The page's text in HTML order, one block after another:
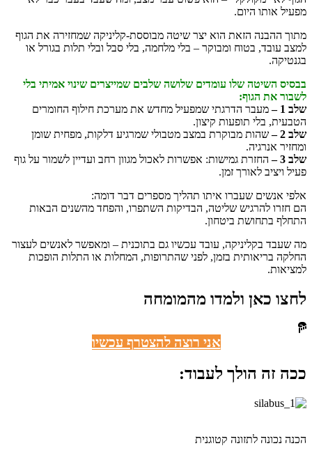
מפעיל אותו היום.
מתוך ההבנה הזאת הוא יצר שיטה מבוססת-קליניקה שמחזירה את הגוף
למצב עובד, בטוח ומבוקר – בלי מלחמה, בלי סבל ובלי תלות בגורל או
בגנטיקה.
בבסיס השיטה שלו עומדים שלושה שלבים שמייצרים שינוי אמיתי בלי
לשבור את הגוף:
שלב 1 –
מעבר הדרגתי שמפעיל מחדש את מערכת חילוף החומרים
הטבעית, בלי תופעות קיצון.
שלב 2 –
שהות מבוקרת במצב מטבולי שמרגיע דלקות, מפחית שומן
ומחזיר אנרגיה.
שלב 3 –
החזרת גמישות: אפשרות לאכול מגוון רחב ועדיין לשמור על גוף
פעיל ויציב לאורך זמן.
אלפי אנשים שעברו איתו תהליך מספרים דבר דומה:
הם חזרו להרגיש שליטה, הבדיקות השתפרו, והפחד מהשנים הבאות
התחלף בתחושת ביטחון.
מה שעבד בקליניקה, עובד עכשיו גם בתוכנית – ומאפשר לאנשים לעצור
החלקה בריאותית בזמן, לפני שהתרופות, המחלות או התלות הופכות
למציאות.
לחצו כאן ולמדו מהמומחה
אני רוצה להצטרף עכשיו
ככה זה הולך לעבוד:
הכנה נכונה לתזונה קטוגנית